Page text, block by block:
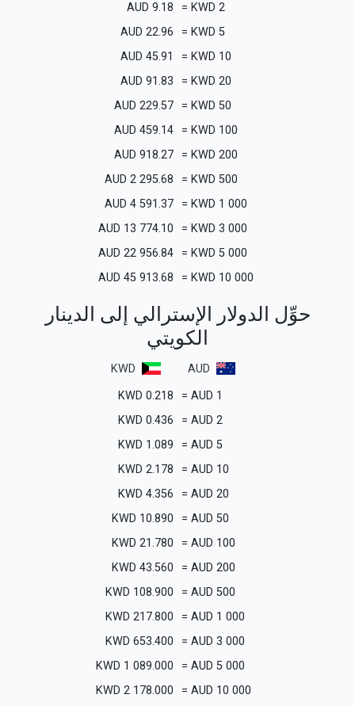
2
KWD
=
9.18
AUD
5
KWD
=
22.96
AUD
10
KWD
=
45.91
AUD
20
KWD
=
91.83
AUD
50
KWD
=
229.57
AUD
100
KWD
=
459.14
AUD
200
KWD
=
918.27
AUD
500
KWD
=
2 295.68
AUD
1 000
KWD
=
4 591.37
AUD
3 000
KWD
=
13 774.10
AUD
5 000
KWD
=
22 956.84
AUD
10 000
KWD
=
45 913.68
AUD
حوِّل الدولار الإسترالي إلى الدينار
الكويتي
AUD
KWD
1
AUD
=
0.218
KWD
2
AUD
=
0.436
KWD
5
AUD
=
1.089
KWD
10
AUD
=
2.178
KWD
20
AUD
=
4.356
KWD
50
AUD
=
10.890
KWD
100
AUD
=
21.780
KWD
200
AUD
=
43.560
KWD
500
AUD
=
108.900
KWD
1 000
AUD
=
217.800
KWD
3 000
AUD
=
653.400
KWD
5 000
AUD
=
1 089.000
KWD
10 000
AUD
=
2 178.000
KWD